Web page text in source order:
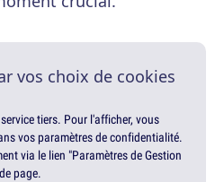
vos choix de cookies
tiers. Pour l'afficher, vous
vos paramètres de confidentialité.
via le lien "Paramètres de Gestion
page.